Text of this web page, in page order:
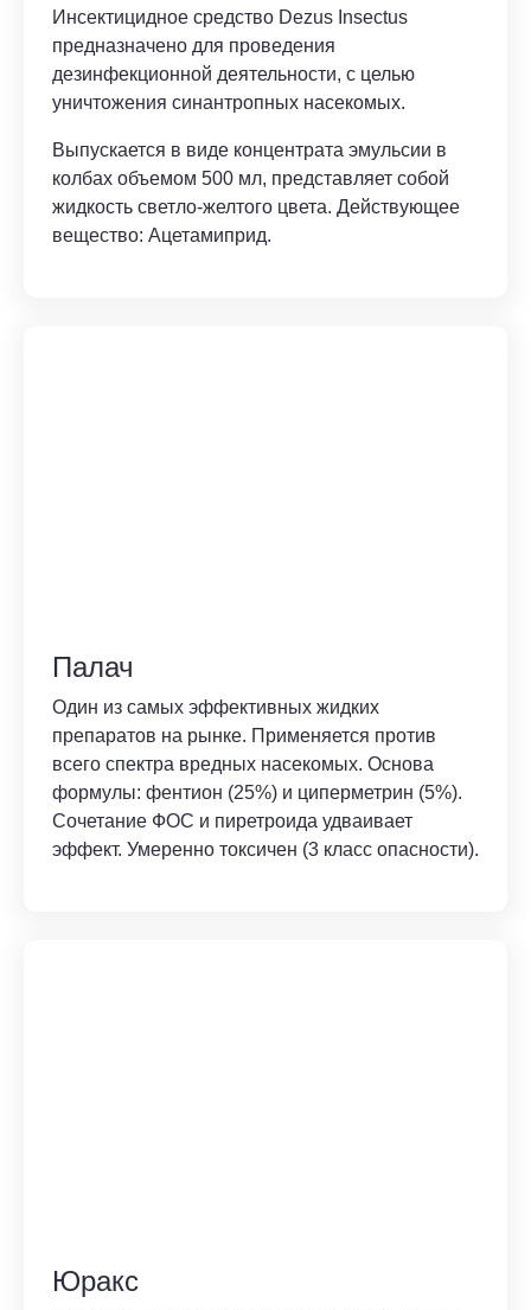
Инсектицидное средство Dezus Insectus
предназначено для проведения
дезинфекционной деятельности, с целью
уничтожения синантропных насекомых.
Выпускается в виде концентрата эмульсии в
колбах объемом 500 мл, представляет собой
жидкость светло-желтого цвета. Действующее
вещество: Ацетамиприд.
Палач
Один из самых эффективных жидких
препаратов на рынке. Применяется против
всего спектра вредных насекомых. Основа
формулы: фентион (25%) и циперметрин (5%).
Сочетание ФОС и пиретроида удваивает
эффект. Умеренно токсичен (3 класс опасности).
Юракс